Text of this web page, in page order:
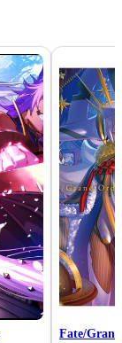
Fate/